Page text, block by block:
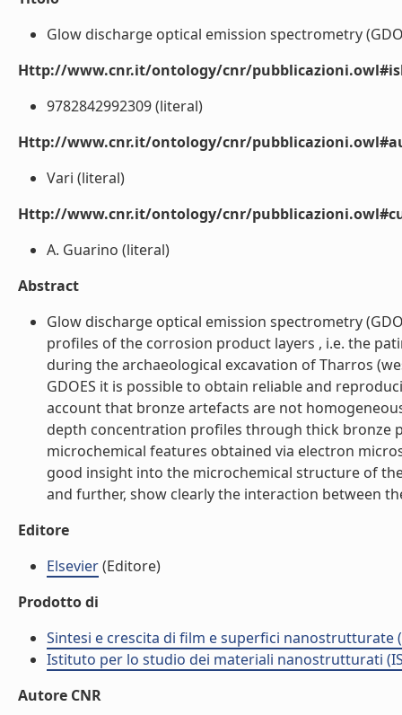
Glow discharge optical emission spectrometry
Http://www.cnr.it/ontology/cnr/
9782842992309 (literal)
Http://www.cnr.it/ontology/cnr/
Vari (literal)
Http://www.cnr.it/ontology/cnr/
A. Guarino (literal)
Abstract
Glow discharge optical emission spectrometry
profiles of the corrosion product layers , i.e. the
during the archaeological excavation of Tharros
GDOES it is possible to obtain reliable and
account that bronze artefacts are not
depth concentration profiles through thick bronze
microchemical features obtained via electron
good insight into the microchemical structure of
and further, show clearly the interaction between
Editore
Elsevier(Editore)
Prodotto di
Sintesi e crescita di film e superfici nanostrutturate
Istituto per lo studio dei materiali nanostrutturati
Autore CNR